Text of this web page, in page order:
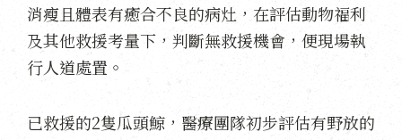
消瘦且體表有癒合不良的病灶，在評估動物福利
及其他救援考量下，判斷無救援機會，便現場執
行人道處置。
已救援的2隻瓜頭鯨，醫療團隊初步評估有野放的